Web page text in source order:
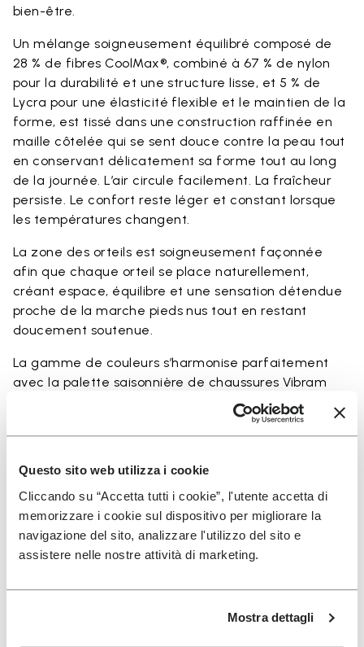
Questo sito web utilizza i cookie
Cliccando su “Accetta tutti i cookie”, l'utente accetta di
memorizzare i cookie sul dispositivo per migliorare la
navigazione del sito, analizzare l'utilizzo del sito e
assistere nelle nostre attività di marketing.
Mostra dettagli
bien-être.
Un mélange soigneusement équilibré composé de
28 % de fibres CoolMax®, combiné à 67 % de nylon
pour la durabilité et une structure lisse, et 5 % de
Lycra pour une élasticité flexible et le maintien de la
forme, est tissé dans une construction raffinée en
maille côtelée qui se sent douce contre la peau tout
en conservant délicatement sa forme tout au long
de la journée. L’air circule facilement. La fraîcheur
persiste. Le confort reste léger et constant lorsque
les températures changent.
La zone des orteils est soigneusement façonnée
afin que chaque orteil se place naturellement,
créant espace, équilibre et une sensation détendue
proche de la marche pieds nus tout en restant
doucement soutenue.
La gamme de couleurs s’harmonise parfaitement
avec la palette saisonnière de chaussures Vibram
FiveFingers en Ivory, Black, Lime et Fig, rendant
chaque association naturelle et complète.
rythme quotidien.
Hauteurs du bord supérieur au talon : 11.5 CM
INSCRIVEZ-VOUS POUR NE PAS MANQUER NOS